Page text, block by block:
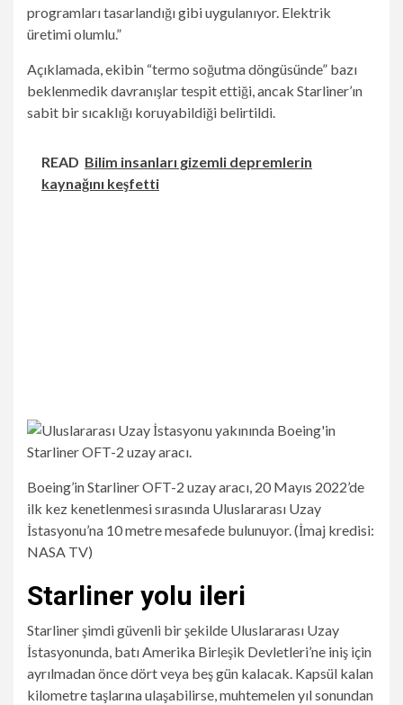
programları tasarlandığı gibi uygulanıyor. Elektrik
üretimi olumlu.”
Açıklamada, ekibin “termo soğutma döngüsünde” bazı
beklenmedik davranışlar tespit ettiği, ancak Starliner’ın
sabit bir sıcaklığı koruyabildiği belirtildi.
READ Bilim insanları gizemli depremlerin
kaynağını keşfetti
Boeing’in Starliner OFT-2 uzay aracı, 20 Mayıs 2022’de
ilk kez kenetlenmesi sırasında Uluslararası Uzay
İstasyonu’na 10 metre mesafede bulunuyor.(İmaj kredisi:
NASA TV)
Starliner yolu ileri
Starliner şimdi güvenli bir şekilde Uluslararası Uzay
İstasyonunda, batı Amerika Birleşik Devletleri’ne iniş için
ayrılmadan önce dört veya beş gün kalacak. Kapsül kalan
kilometre taşlarına ulaşabilirse, muhtemelen yıl sonundan